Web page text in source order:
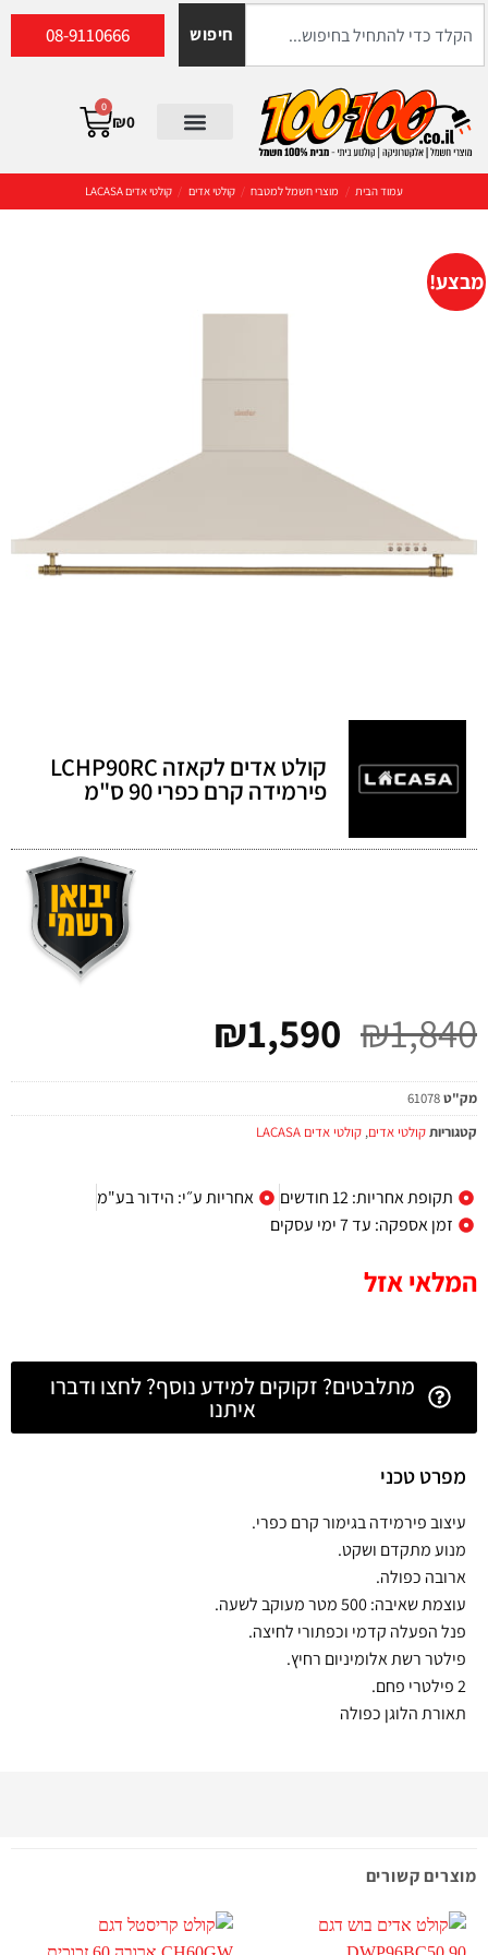
חיפוש 08-9110666
₪0
0
עמוד הבית / מוצרי חשמל למטבח / קולטי אדים / קולטי אדים LACASA
מבצע!
קולט אדים לקאזה LCHP90RC
פירמידה קרם כפרי 90 ס"מ
₪1,840
₪1,590
מק"ט61078
קטגוריותקולטי אדים, קולטי אדים LACASA
תקופת אחריות: 12 חודשים
אחריות ע״י: הידור בע"מ
זמן אספקה: עד 7 ימי עסקים
המלאי אזל
מתלבטים? זקוקים למידע נוסף? לחצו ודברו
איתנו
מפרט טכני
עיצוב פירמידה בגימור קרם כפרי.
מנוע מתקדם ושקט.
ארובה כפולה.
עוצמת שאיבה: 500 מטר מעוקב לשעה.
פנל הפעלה קדמי וכפתורי לחיצה.
פילטר רשת אלומיניום רחיץ.
2 פילטרי פחם.
תאורת הלוגן כפולה
מוצרים קשורים